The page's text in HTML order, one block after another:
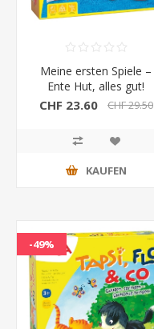
Meine ersten Spiele –
Ente Hut, alles gut!
CHF 23.60 CHF 29.50
KAUFEN
-49%